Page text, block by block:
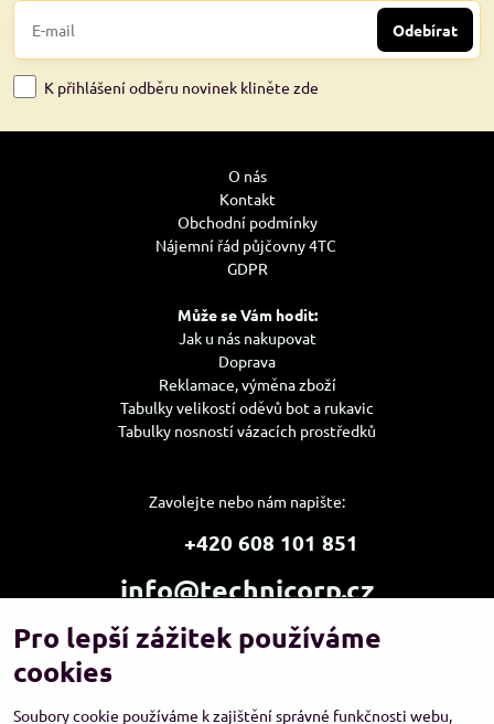
Odebírat
K přihlášení odběru novinek kliněte zde
O nás
Kontakt
Obchodní podmínky
Nájemní řád půjčovny 4TC
GDPR
Může se Vám hodit:
Jak u nás nakupovat
Doprava
Reklamace, výměna zboží
Tabulky velikostí oděvů bot a rukavic
Tabulky nosností vázacích prostředků
Zavolejte nebo nám napište:
+420 608 101 851
info@technicorp.cz
Showroom a výdejní místo:
TECHNICORP ESHOP s.r.o.
Pro lepší zážitek používáme
cookies
Soubory cookie používáme k zajištění správné funkčnosti webu,